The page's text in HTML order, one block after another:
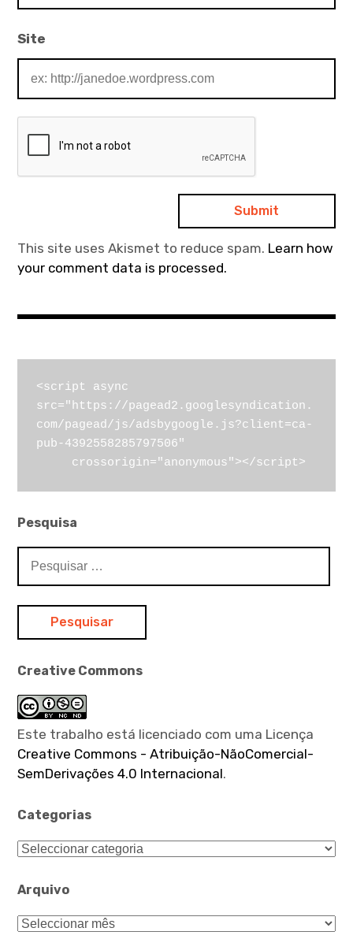
Site
This site uses Akismet to reduce spam. Learn how
your comment data is processed.
<script async
src="https://pagead2.googlesyndication.
com/pagead/js/adsbygoogle.js?client=ca-
pub-4392558285797506"
     crossorigin="anonymous"></script>
Pesquisa
por:
Creative Commons
Este trabalho está licenciado com uma Licença
Creative Commons - Atribuição-NãoComercial-
SemDerivações 4.0 Internacional.
Categorias
Categorias
Arquivo
Arquivo